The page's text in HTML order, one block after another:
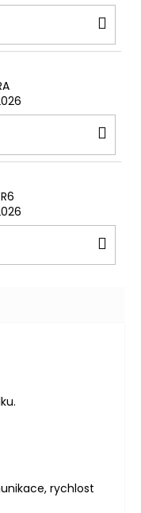
z 5 hvězdiček.
z 5 hvězdiček.
rychlost